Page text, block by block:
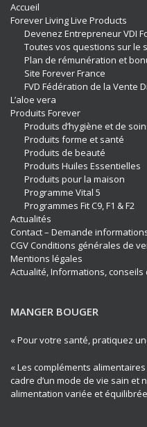
Accueil
Forever Living Live Products
Devenez Entrepreneur VDI
Toutes vos questions sur le
Plan de rémunération et
Site Forever France
FVD Fédération de la Vente
L’aloe vera
Produits Forever
Produits d’hygiène et de
Produits forme et santé
Produits de beauté
Produits Huiles Essentielles
Produits pour la maison
Programme Vital 5
Programmes Fit C9, F1 & F2
Actualités
Contact – Demande
CGV Conditions générales de
Mentions légales
Actualité, Informations,
MANGER BOUGER
« Pour votre santé, pratiquez
« Les compléments
cadre d’un mode de vie sain et
alimentation variée et